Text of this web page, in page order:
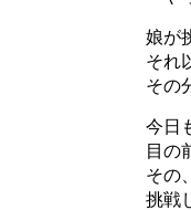
娘が
それ
その
今日
目の
その
挑戦